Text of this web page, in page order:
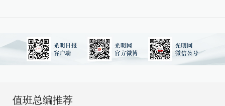
值班总编推荐